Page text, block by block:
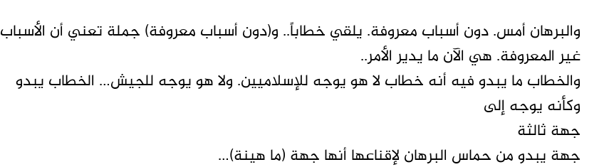
والبرهان أمس. دون أسباب معروفة. يلقي خطاباً.. و(دون أسباب معروفة) جملة تعني أن الأسباب
غير المعروفة. هي الآن ما يدير الأمر..
والخطاب ما يبدو فيه أنه خطاب لا هو يوجه للإسلاميين. ولا هو يوجه للجيش… الخطاب يبدو
وكأنه يوجه إلى
جهة ثالثة
جهة يبدو من حماس البرهان لإقناعها أنها جهة (ما هينة)…